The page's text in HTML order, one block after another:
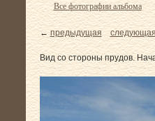
Все фотографии альбома
← предыдущая
Вид со стороны прудов.